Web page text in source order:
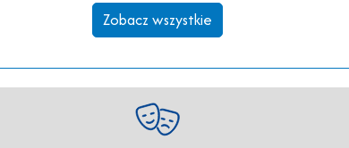
Zobacz wszystkie